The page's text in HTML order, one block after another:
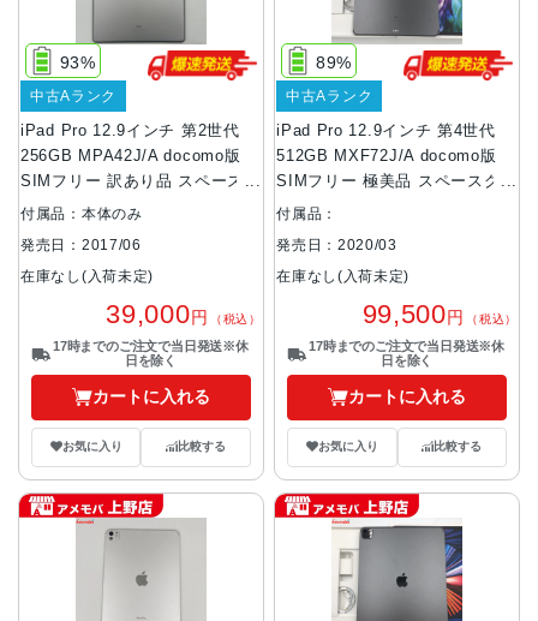
iPad Pro 12.9インチ 第2世代
256GB MPA42J/A docomo版
SIMフリー 訳あり品 スペースグ
レイ
93%
中古Aランク
付属品：本体のみ
発売日：2017/06
在庫なし(入荷未定)
39,000円 （税込）
17時までのご注文で当日発送※休
日を除く
カートに入れる
お気に入り 比較する
iPad Pro 12.9インチ 第4世代
512GB MXF72J/A docomo版
SIMフリー 極美品 スペースグレ
イ
89%
中古Aランク
付属品：
発売日：2020/03
在庫なし(入荷未定)
99,500円 （税込）
17時までのご注文で当日発送※休
日を除く
カートに入れる
お気に入り 比較する